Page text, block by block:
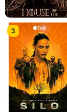
3